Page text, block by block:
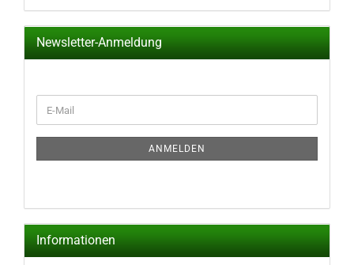
Newsletter-Anmeldung
ZUR
E-
Mail
ANMELDEN
Informationen